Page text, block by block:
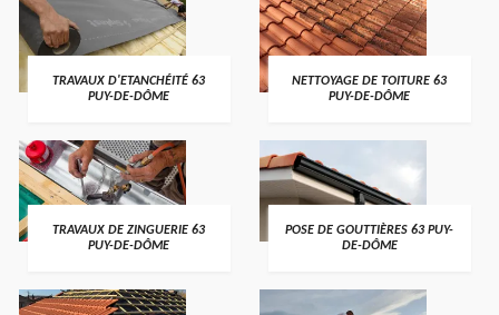
TRAVAUX D'ETANCHÉITÉ 63
PUY-DE-DÔME
NETTOYAGE DE TOITURE 63
PUY-DE-DÔME
TRAVAUX DE ZINGUERIE 63
PUY-DE-DÔME
POSE DE GOUTTIÈRES 63 PUY-
DE-DÔME